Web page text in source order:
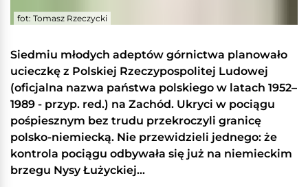
fot: Tomasz Rzeczycki
Siedmiu młodych adeptów górnictwa planowało
ucieczkę z Polskiej Rzeczypospolitej Ludowej
(oficjalna nazwa państwa polskiego w latach 1952–
1989 - przyp. red.) na Zachód. Ukryci w pociągu
pośpiesznym bez trudu przekroczyli granicę
polsko-niemiecką. Nie przewidzieli jednego: że
kontrola pociągu odbywała się już na niemieckim
brzegu Nysy Łużyckiej...